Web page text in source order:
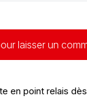
laisser un
en point relais